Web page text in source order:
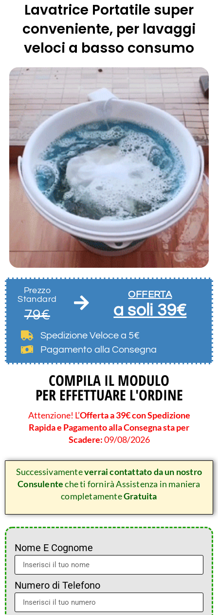
Lavatrice Portatile super
conveniente, per lavaggi
veloci a basso consumo
Prezzo
Standard
79€
OFFERTA
a soli 39€
Spedizione Veloce a 5€
Pagamento alla Consegna
COMPILA IL MODULO
PER EFFETTUARE L'ORDINE
Attenzione! L’Offerta a 39€ con Spedizione
Rapida e Pagamento alla Consegna sta per
Scadere:09/08/2026
Successivamenteverrai contattato da un nostro
Consulenteche ti fornirà Assistenza in maniera
completamenteGratuita
Nome E Cognome
Numero di Telefono